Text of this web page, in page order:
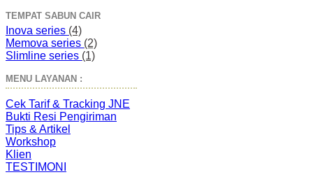
TEMPAT SABUN CAIR
Inova series (4)
Memova series (2)
Slimline series (1)
MENU LAYANAN :
Cek Tarif & Tracking JNE
Bukti Resi Pengiriman
Tips & Artikel
Workshop
Klien
TESTIMONI